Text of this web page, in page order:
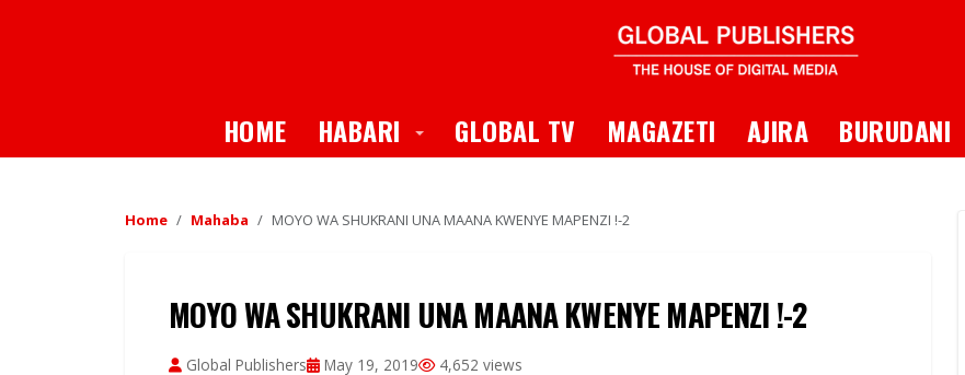
HOME HABARI Toggle Dropdown
GLOBAL TV MAGAZETI AJIRA BURUDANI
Home Mahaba MOYO WA SHUKRANI UNA MAANA KWENYE MAPENZI !-2
MOYO WA SHUKRANI UNA MAANA KWENYE MAPENZI !-2
Global Publishers May 19, 2019 4,652 views